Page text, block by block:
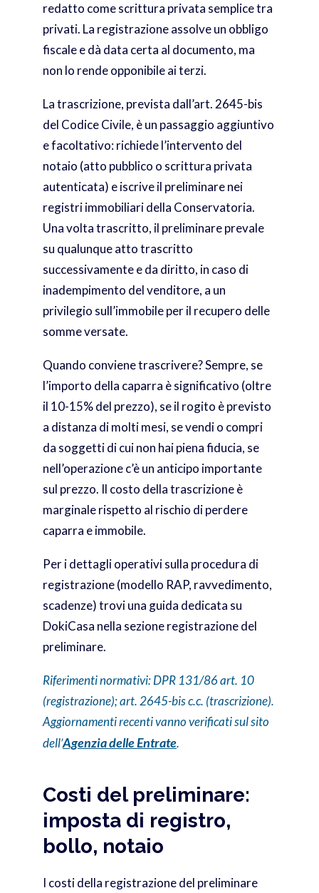
redatto come scrittura privata semplice tra
privati. La registrazione assolve un obbligo
fiscale e dà data certa al documento, ma
non lo rende opponibile ai terzi.
La trascrizione, prevista dall’art. 2645-bis
del Codice Civile, è un passaggio aggiuntivo
e facoltativo: richiede l’intervento del
notaio (atto pubblico o scrittura privata
autenticata) e iscrive il preliminare nei
registri immobiliari della Conservatoria.
Una volta trascritto, il preliminare prevale
su qualunque atto trascritto
successivamente e da diritto, in caso di
inadempimento del venditore, a un
privilegio sull’immobile per il recupero delle
somme versate.
Quando conviene trascrivere? Sempre, se
l’importo della caparra è significativo (oltre
il 10-15% del prezzo), se il rogito è previsto
a distanza di molti mesi, se vendi o compri
da soggetti di cui non hai piena fiducia, se
nell’operazione c’è un anticipo importante
sul prezzo. Il costo della trascrizione è
marginale rispetto al rischio di perdere
caparra e immobile.
Per i dettagli operativi sulla procedura di
registrazione (modello RAP, ravvedimento,
scadenze) trovi una guida dedicata su
DokiCasa nella sezione registrazione del
preliminare.
Riferimenti normativi: DPR 131/86 art. 10
(registrazione); art. 2645-bis c.c. (trascrizione).
Aggiornamenti recenti vanno verificati sul sito
dell’Agenzia delle Entrate.
Costi del preliminare:
imposta di registro,
bollo, notaio
I costi della registrazione del preliminare